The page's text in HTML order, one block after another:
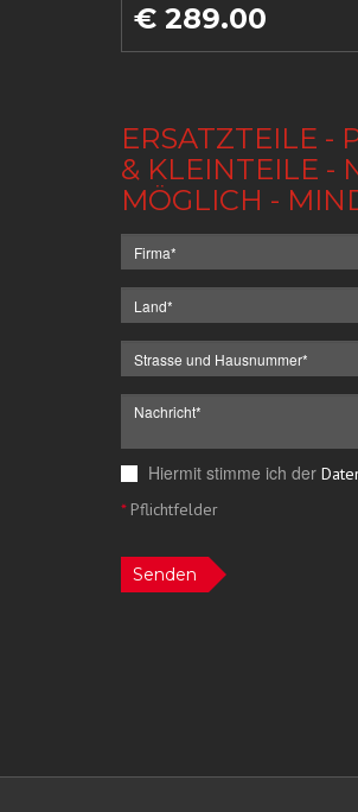
€ 289.00
ERSATZTEILE -
& KLEINTEILE -
MÖGLICH -
Hiermit stimme ich der
*Pflichtfelder
Senden